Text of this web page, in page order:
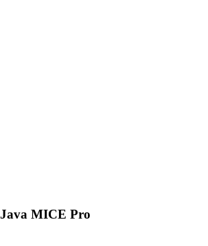
Java MICE Pro